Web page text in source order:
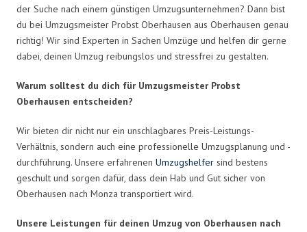
der Suche nach einem günstigen Umzugsunternehmen? Dann bist
du bei Umzugsmeister Probst Oberhausen aus Oberhausen genau
richtig! Wir sind Experten in Sachen Umzüge und helfen dir gerne
dabei, deinen Umzug reibungslos und stressfrei zu gestalten.
Warum solltest du dich für Umzugsmeister Probst
Oberhausen entscheiden?
Wir bieten dir nicht nur ein unschlagbares Preis-Leistungs-
Verhältnis, sondern auch eine professionelle Umzugsplanung und -
durchführung. Unsere erfahrenen Umzugshelfer sind bestens
geschult und sorgen dafür, dass dein Hab und Gut sicher von
Oberhausen nach Monza transportiert wird.
Unsere Leistungen für deinen Umzug von Oberhausen nach